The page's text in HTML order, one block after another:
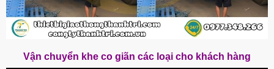
Vận chuyển khe co giãn các loại cho khách hàng